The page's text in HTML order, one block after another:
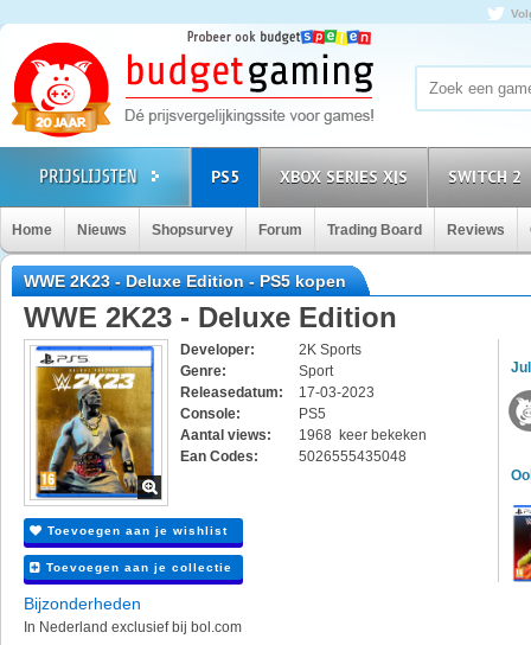
PS5 XBOX SERIES X|S SWITCH 2
Home Nieuws Shopsurvey Forum Trading Board Reviews
WWE 2K23 - Deluxe Edition - PS5 kopen
WWE 2K23 - Deluxe Edition
Developer:
2K Sports
Genre:
Sport
Releasedatum:
17-03-2023
Console:
PS5
Aantal views:
1968 keer bekeken
Ean Codes:
5026555435048
Toevoegen aan je wishlist
Toevoegen aan je collectie
Bijzonderheden
In Nederland exclusief bij bol.com